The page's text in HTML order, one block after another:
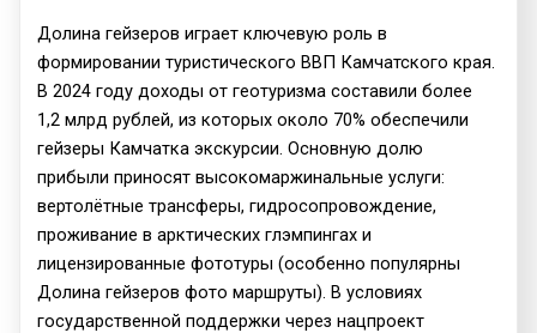
Долина гейзеров играет ключевую роль в
формировании туристического ВВП Камчатского края.
В 2024 году доходы от геотуризма составили более
1,2 млрд рублей, из которых около 70% обеспечили
гейзеры Камчатка экскурсии. Основную долю
прибыли приносят высокомаржинальные услуги:
вертолётные трансферы, гидросопровождение,
проживание в арктических глэмпингах и
лицензированные фототуры (особенно популярны
Долина гейзеров фото маршруты). В условиях
государственной поддержки через нацпроект